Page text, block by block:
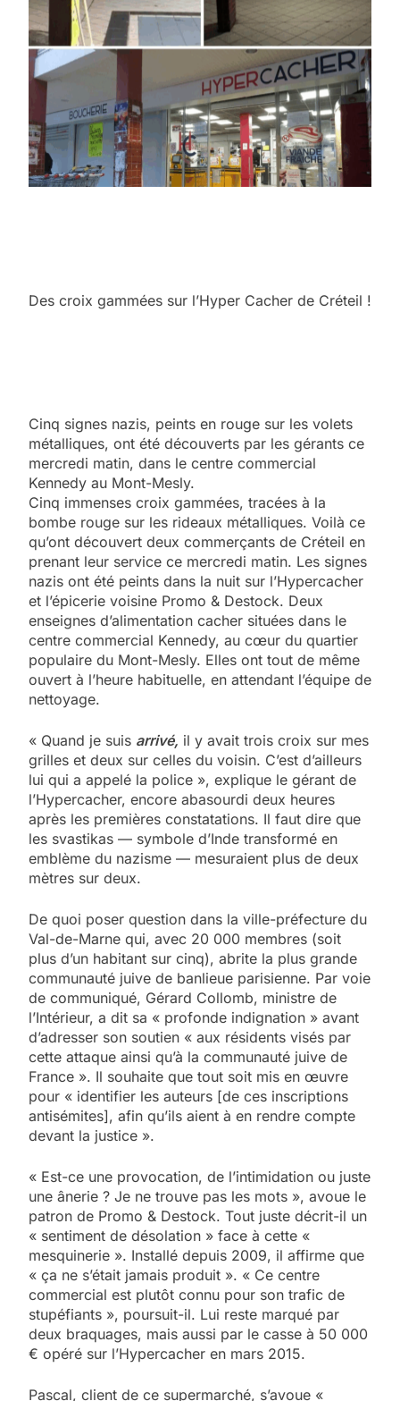
Des croix gammées sur l’Hyper Cacher de Créteil !
Cinq signes nazis, peints en rouge sur les volets
métalliques, ont été découverts par les gérants ce
mercredi matin, dans le centre commercial
Kennedy au Mont-Mesly.
Cinq immenses croix gammées, tracées à la
bombe rouge sur les rideaux métalliques. Voilà ce
qu’ont découvert deux commerçants de Créteil en
prenant leur service ce mercredi matin. Les signes
nazis ont été peints dans la nuit sur l’Hypercacher
et l’épicerie voisine Promo & Destock. Deux
enseignes d’alimentation cacher situées dans le
centre commercial Kennedy, au cœur du quartier
populaire du Mont-Mesly. Elles ont tout de même
ouvert à l’heure habituelle, en attendant l’équipe de
nettoyage.
« Quand je suis arrivé, il y avait trois croix sur mes
grilles et deux sur celles du voisin. C’est d’ailleurs
lui qui a appelé la police », explique le gérant de
l’Hypercacher, encore abasourdi deux heures
après les premières constatations. Il faut dire que
les svastikas — symbole d’Inde transformé en
emblème du nazisme — mesuraient plus de deux
mètres sur deux.
De quoi poser question dans la ville-préfecture du
Val-de-Marne qui, avec 20 000 membres (soit
plus d’un habitant sur cinq), abrite la plus grande
communauté juive de banlieue parisienne. Par voie
de communiqué, Gérard Collomb, ministre de
l’Intérieur, a dit sa « profonde indignation » avant
d’adresser son soutien « aux résidents visés par
cette attaque ainsi qu’à la communauté juive de
France ». Il souhaite que tout soit mis en œuvre
pour « identifier les auteurs [de ces inscriptions
antisémites], afin qu’ils aient à en rendre compte
devant la justice ».
« Est-ce une provocation, de l’intimidation ou juste
une ânerie ? Je ne trouve pas les mots », avoue le
patron de Promo & Destock. Tout juste décrit-il un
« sentiment de désolation » face à cette «
mesquinerie ». Installé depuis 2009, il affirme que
« ça ne s’était jamais produit ». « Ce centre
commercial est plutôt connu pour son trafic de
stupéfiants », poursuit-il. Lui reste marqué par
deux braquages, mais aussi par le casse à 50 000
€ opéré sur l’Hypercacher en mars 2015.
Pascal, client de ce supermarché, s’avoue «